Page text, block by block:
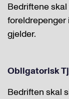
Bedriftene
gjelder.
Obligatorisk
Bedriften skal